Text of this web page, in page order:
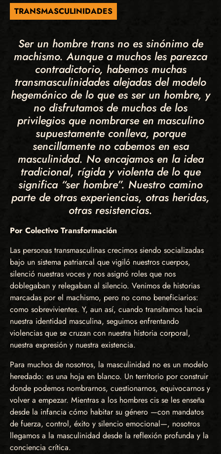
TRANSMASCULINIDADES
Ser un hombre trans no es sinónimo de
machismo. Aunque a muchos les parezca
contradictorio, habemos muchas
transmasculinidades alejadas del modelo
hegemónico de lo que es ser un hombre, y
no disfrutamos de muchos de los
privilegios que nombrarse en masculino
supuestamente conlleva, porque
sencillamente no cabemos en esa
masculinidad. No encajamos en la idea
tradicional, rígida y violenta de lo que
significa “ser hombre”. Nuestro camino
parte de otras experiencias, otras heridas,
otras resistencias.
Por Colectivo Transformación
Las personas transmasculinas crecimos siendo socializadas
bajo un sistema patriarcal que vigiló nuestros cuerpos,
silenció nuestras voces y nos asignó roles que nos
doblegaban y relegaban al silencio. Venimos de historias
marcadas por el machismo, pero no como beneficiarios:
como sobrevivientes. Y, aun así, cuando transitamos hacia
nuestra identidad masculina, seguimos enfrentando
violencias que se cruzan con nuestra historia corporal,
nuestra expresión y nuestra existencia.
Para muchos de nosotros, la masculinidad no es un modelo
heredado: es una hoja en blanco. Un territorio por construir
donde podemos nombrarnos, cuestionarnos, equivocarnos y
volver a empezar. Mientras a los hombres cis se les enseña
desde la infancia cómo habitar su género —con mandatos
de fuerza, control, éxito y silencio emocional—, nosotros
llegamos a la masculinidad desde la reflexión profunda y la
conciencia crítica.